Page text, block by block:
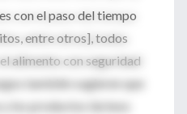
con el paso del tiempo
entre otros], todos
alimento con seguridad
también sugieren que
y los productos lácteos